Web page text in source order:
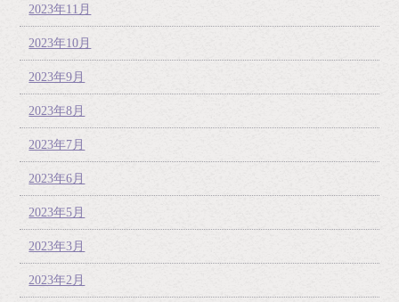
2023年11月
2023年10月
2023年9月
2023年8月
2023年7月
2023年6月
2023年5月
2023年3月
2023年2月